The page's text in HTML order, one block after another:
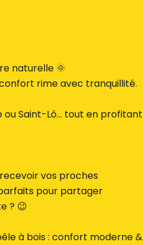
naturelle 🌞
rime avec tranquillité.
ou Saint-Lô… tout en profitant
vos proches
pour partager
? 😉
à bois : confort moderne &